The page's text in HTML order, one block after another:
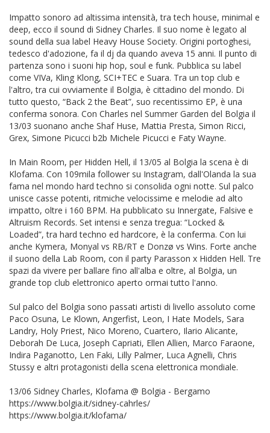
Impatto sonoro ad altissima intensità, tra tech house, minimal e
deep, ecco il sound di Sidney Charles. Il suo nome è legato al
sound della sua label Heavy House Society. Origini portoghesi,
tedesco d'adozione, fa il dj da quando aveva 15 anni. Il punto di
partenza sono i suoni hip hop, soul e funk. Pubblica su label
come VIVa, Kling Klong, SCI+TEC e Suara. Tra un top club e
l'altro, tra cui ovviamente il Bolgia, è cittadino del mondo. Di
tutto questo, “Back 2 the Beat”, suo recentissimo EP, è una
conferma sonora. Con Charles nel Summer Garden del Bolgia il
13/03 suonano anche Shaf Huse, Mattia Presta, Simon Ricci,
Grex, Simone Picucci b2b Michele Picucci e Faty Wayne.
In Main Room, per Hidden Hell, il 13/05 al Bolgia la scena è di
Klofama. Con 109mila follower su Instagram, dall'Olanda la sua
fama nel mondo hard techno si consolida ogni notte. Sul palco
unisce casse potenti, ritmiche velocissime e melodie ad alto
impatto, oltre i 160 BPM. Ha pubblicato su Innergate, Falsive e
Altruism Records. Set intensi e senza tregua: “Locked &
Loaded”, tra hard techno ed hardcore, è la conferma. Con lui
anche Kymera, Monyal vs RB/RT e Donzø vs Wins. Forte anche
il suono della Lab Room, con il party Parasson x Hidden Hell. Tre
spazi da vivere per ballare fino all'alba e oltre, al Bolgia, un
grande top club elettronico aperto ormai tutto l'anno.
Sul palco del Bolgia sono passati artisti di livello assoluto come
Paco Osuna, Le Klown, Angerfist, Leon, I Hate Models, Sara
Landry, Holy Priest, Nico Moreno, Cuartero, Ilario Alicante,
Deborah De Luca, Joseph Capriati, Ellen Allien, Marco Faraone,
Indira Paganotto, Len Faki, Lilly Palmer, Luca Agnelli, Chris
Stussy e altri protagonisti della scena elettronica mondiale.
13/06 Sidney Charles, Klofama @ Bolgia - Bergamo
https://www.bolgia.it/sidney-cahrles/
https://www.bolgia.it/klofama/